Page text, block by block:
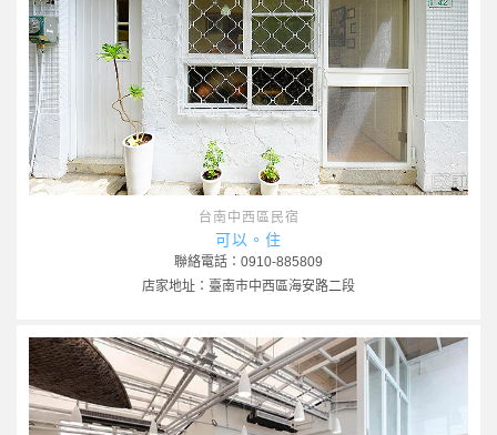
台南中西區民宿
可以。住
聯絡電話：0910-885809
店家地址：臺南市中西區海安路二段